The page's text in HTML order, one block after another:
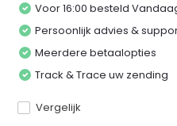
Voor 16:00 besteld
Persoonlijk advies &
Meerdere betaalopties
Track & Trace uw zending
Vergelijk